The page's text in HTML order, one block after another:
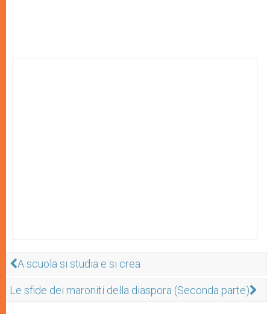
A scuola si studia e si crea
Le sfide dei maroniti della diaspora (Seconda parte)